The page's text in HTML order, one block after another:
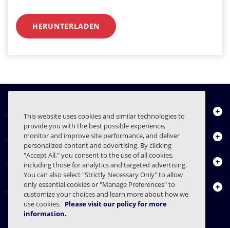
HERUNTERLADEN
Über uns
Produkte
Ressourcencenter
Kontakt
This website uses cookies and similar technologies to
provide you with the best possible experience,
monitor and improve site performance, and deliver
personalized content and advertising. By clicking
"Accept All," you consent to the use of all cookies,
including those for analytics and targeted advertising.
You can also select "Strictly Necessary Only" to allow
only essential cookies or "Manage Preferences" to
customize your choices and learn more about how we
use cookies. Please visit our policy for more
information.